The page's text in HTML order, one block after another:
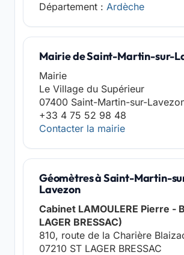
Département : Ardèche
Mairie de Saint-Martin-sur-
Mairie
Le Village du Supérieur
07400 Saint-Martin-sur-
+33 4 75 52 98 48
Contacter la mairie
Géomètres à Saint-Martin-
Lavezon
Cabinet LAMOULERE Pierre -
LAGER BRESSAC)
810, route de la Charière
07210 ST LAGER BRESSAC